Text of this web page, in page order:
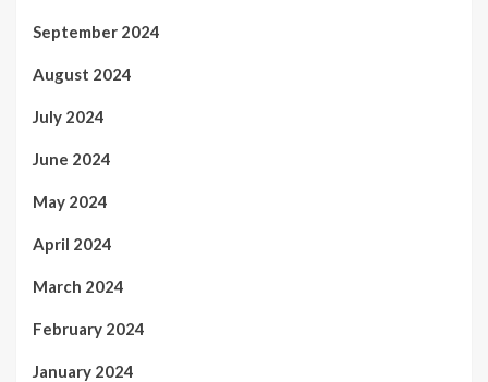
September 2024
August 2024
July 2024
June 2024
May 2024
April 2024
March 2024
February 2024
January 2024